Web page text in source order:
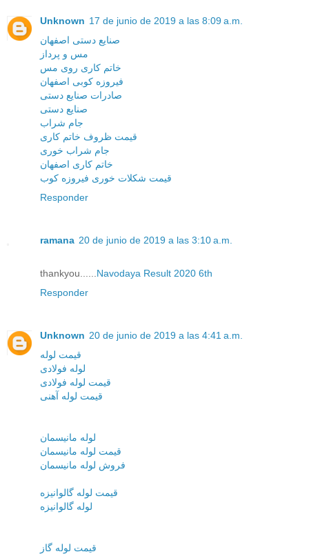
Unknown 17 de junio de 2019 a las 8:09 a.m.
صنایع دستی اصفهان
مس و پرداز
خاتم کاری روی مس
فیروزه کوبی اصفهان
صادرات صنایع دستی
صنایع دستی
جام شراب
قیمت ظروف خاتم کاری
جام شراب خوری
خاتم کاری اصفهان
قیمت شکلات خوری فیروزه کوب
Responder
ramana 20 de junio de 2019 a las 3:10 a.m.
thankyou...... Navodaya Result 2020 6th
Responder
Unknown 20 de junio de 2019 a las 4:41 a.m.
قیمت لوله
لوله فولادی
قیمت لوله فولادی
قیمت لوله آهنی
لوله مانیسمان
قیمت لوله مانیسمان
فروش لوله مانیسمان
قیمت لوله گالوانیزه
لوله گالوانیزه
قیمت لوله گاز